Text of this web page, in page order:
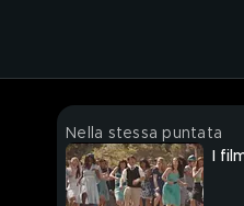
Nella stessa puntata
I